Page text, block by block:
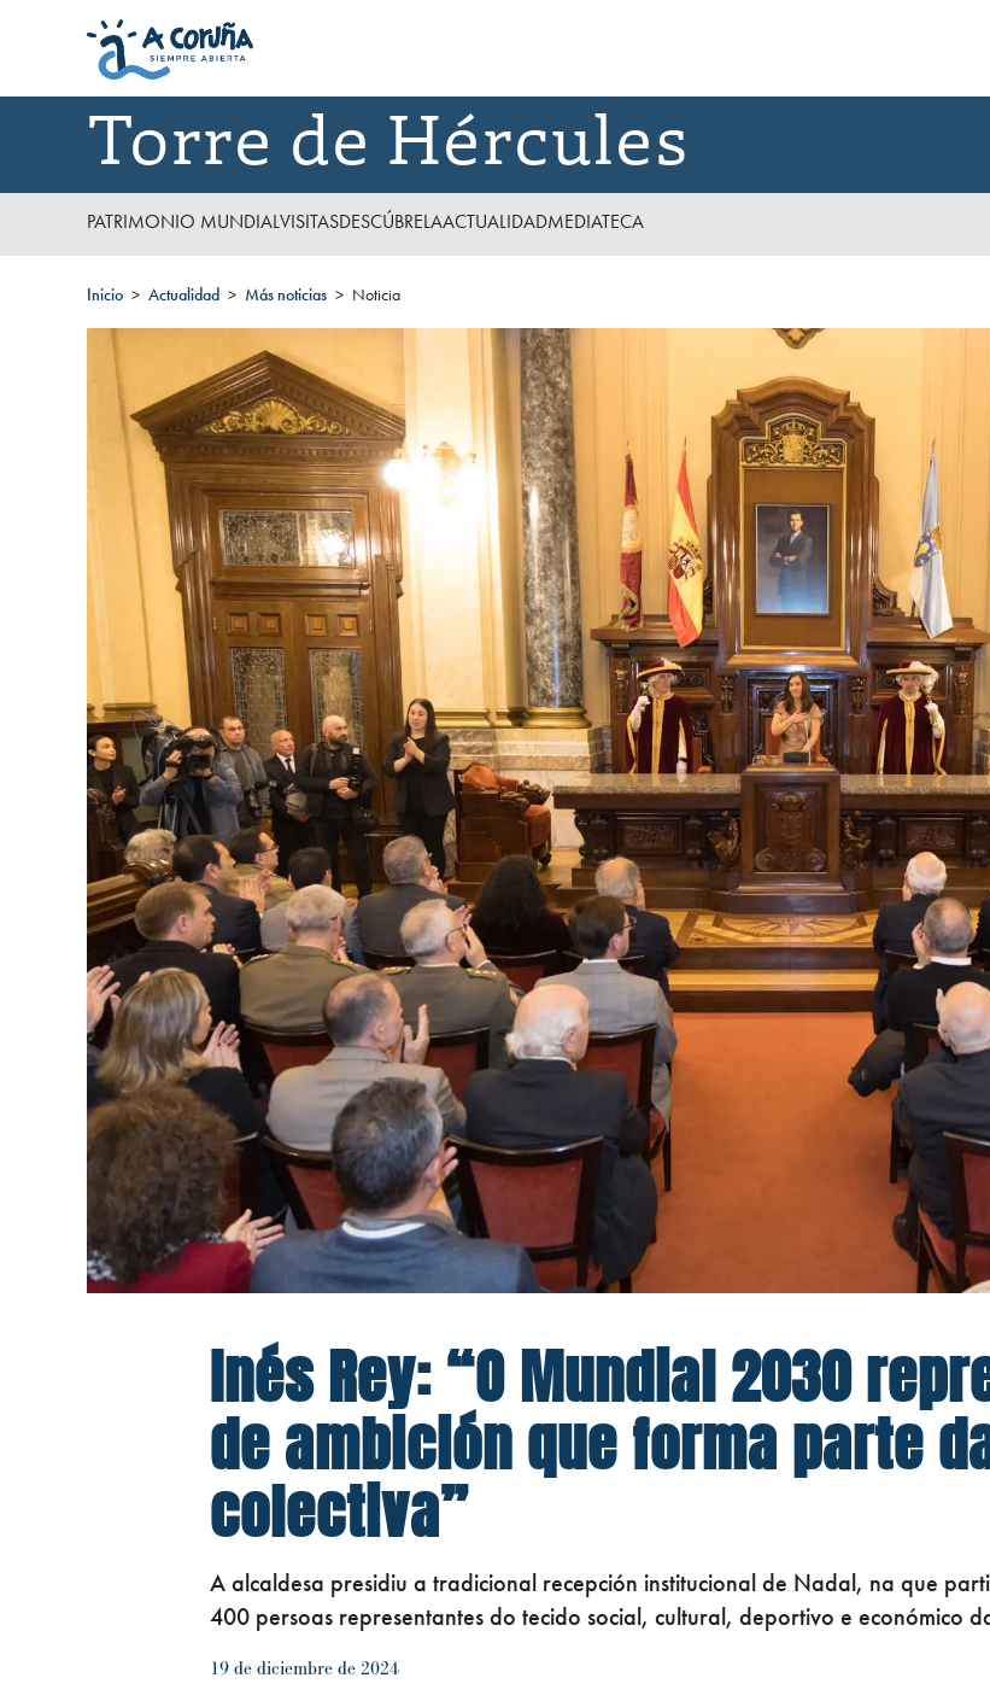
Torre de Hércules
PATRIMONIO MUNDIALVISITASDESCÚBRELAACTUALIDADMEDIATECA
Inicio Actualidad Más noticias Noticia
Inés Rey: “O Mundial 2030
de ambición que forma parte
colectiva”
A alcaldesa presidiu a tradicional recepción institucional de Nadal, na que
400 persoas representantes do tecido social, cultural, deportivo e económico
19 de diciembre de 2024